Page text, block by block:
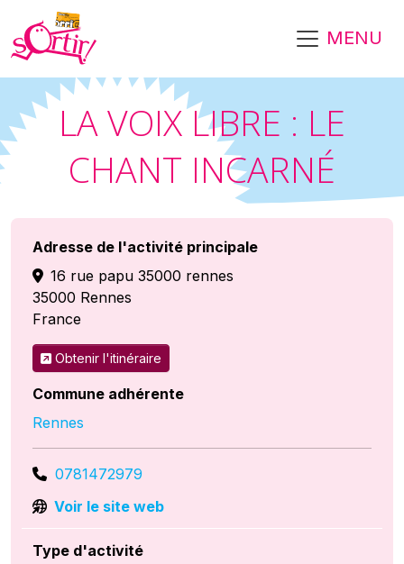
MENU
LA VOIX LIBRE : LE
CHANT INCARNÉ
Adresse de l'activité principale
16 rue papu 35000 rennes
35000 Rennes
France
Obtenir l'itinéraire
Commune adhérente
Rennes
0781472979
Voir le site web
Type d'activité